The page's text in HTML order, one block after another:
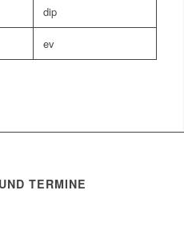
dip
ev
TERMINE